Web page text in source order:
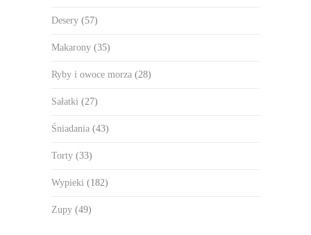
Desery (57)
Makarony (35)
Ryby i owoce morza (28)
Sałatki (27)
Śniadania (43)
Torty (33)
Wypieki (182)
Zupy (49)